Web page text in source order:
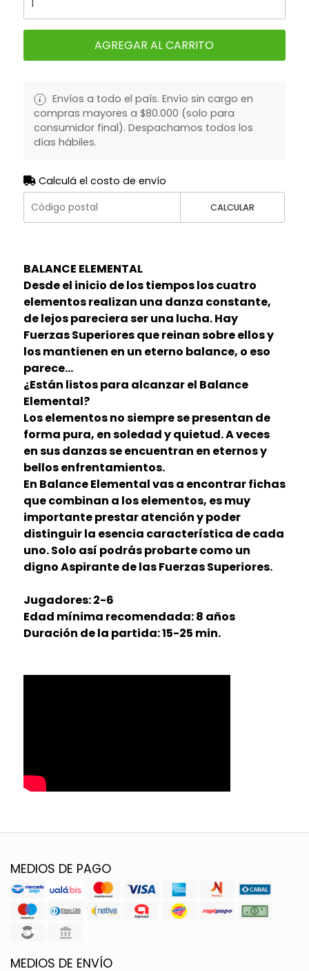
AGREGAR AL CARRITO
Envíos a todo el país. Envío sin cargo en
compras mayores a $80.000 (solo para
consumidor final). Despachamos todos los
días hábiles.
Calculá el costo de envío
CALCULAR
BALANCE ELEMENTAL
Desde el inicio de los tiempos los cuatro
elementos realizan una danza constante,
de lejos pareciera ser una lucha. Hay
Fuerzas Superiores que reinan sobre ellos y
los mantienen en un eterno balance, o eso
parece...
¿Están listos para alcanzar el Balance
Elemental?
Los elementos no siempre se presentan de
forma pura, en soledad y quietud. A veces
en sus danzas se encuentran en eternos y
bellos enfrentamientos.
En Balance Elemental vas a encontrar fichas
que combinan a los elementos, es muy
importante prestar atención y poder
distinguir la esencia característica de cada
uno. Solo así podrás probarte como un
digno Aspirante de las Fuerzas Superiores.
Jugadores: 2-6
Edad mínima recomendada: 8 años
Duración de la partida: 15-25 min.
MEDIOS DE PAGO
MEDIOS DE ENVÍO